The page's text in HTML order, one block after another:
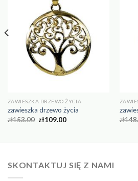
ZAWIESZKA DRZEWO ŻYCIA
zawieszka drzewo życia
zł153.00 zł109.00
zł
SKONTAKTUJ SIĘ Z NAMI